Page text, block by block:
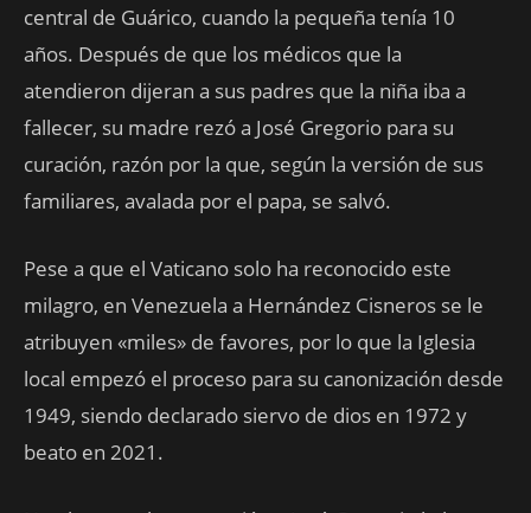
central de Guárico, cuando la pequeña tenía 10
años. Después de que los médicos que la
atendieron dijeran a sus padres que la niña iba a
fallecer, su madre rezó a José Gregorio para su
curación, razón por la que, según la versión de sus
familiares, avalada por el papa, se salvó.
Pese a que el Vaticano solo ha reconocido este
milagro, en Venezuela a Hernández Cisneros se le
atribuyen «miles» de favores, por lo que la Iglesia
local empezó el proceso para su canonización desde
1949, siendo declarado siervo de dios en 1972 y
beato en 2021.